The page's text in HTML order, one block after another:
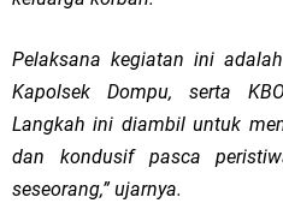
Pelaksana kegiatan ini
Kapolsek Dompu, serta
Langkah ini diambil untuk
dan kondusif pasca
seseorang,” ujarnya.